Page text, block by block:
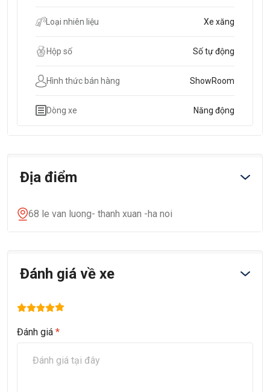
Loại nhiên liệu Xe xăng
Hộp số Số tự động
Hình thức bán hàng ShowRoom
Dòng xe Năng động
Địa điểm
68 le van luong- thanh xuan -ha noi
Đánh giá về xe
Đánh giá *